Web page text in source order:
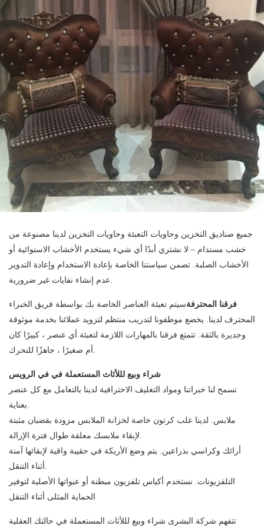
جميع صناديق التخزين وحاويات التعبئة وحاويات التخزين لدينا مصنوعة من
خشب مستدام – لا نشتري أبدًا أي شيء يستخدم الأخشاب الاستوائية أو
الأخشاب الصلبة. تضمن سياستنا الخاصة بإعادة الاستخدام وإعادة التدوير
فرقنا المحترفةسيتم تعبئة العناصر الخاصة بك بواسطة فريق الخبراء
المحترف لدينا. يخضع موظفونا لتدريب منتظم لتزويد عملائنا بخدمة موثوقة
وجديرة بالثقة. تتمتع فرقنا بالمهارات اللازمة لتعبئة أي عنصر ، كبيرًا كان
شراء وبيع لللأثاث المستعملة في في الرويس
تسمح لنا خبراتنا ومواد التغليف الاحترافية لدينا بالتعامل مع كل عنصر
ملابس. لدينا علب كرتون خاصة لخزانة الملابس مزودة بقضبان مثبتة
أرائك وكراسي بذراعين. يتم وضع الأريكة في حقيبة واقية لإبقائها آمنة
التلفزيونات. نستخدم أكياس تلفزيون مبطنة أو عبواتها الأصلية لتوفير
الحماية المثلى أثناء التنقل
تتفهم شركة البشرى شراء وبيع لللأثاث المستعملة في حالتك العقلية